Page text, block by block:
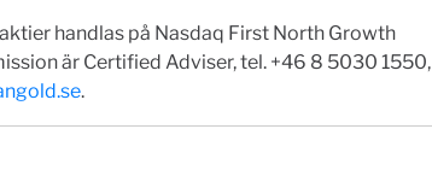
handlas på Nasdaq First North Growth
är Certified Adviser, tel. +46 8 5030 1550,
.